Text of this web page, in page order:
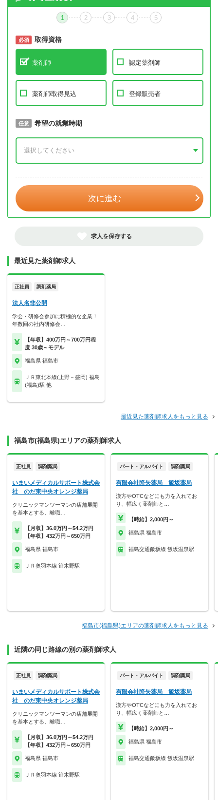
1 2 3 4 5
必須 取得資格
薬剤師 認定薬剤師
薬剤師取得見込 登録販売者
必須 取得予定年
任意 希望の就業時期
次に進む
求人を保存する
最近見た薬剤師求人
正社員 調剤薬局
法人名非公開
学会・研修会参加に積極的な企業！
年数回の社内研修会…
【年収】400万円～700万円程
度 30歳～モデル
福島県 福島市
ＪＲ東北本線(上野－盛岡) 福島
(福島)駅 他
最近見た薬剤師求人をもっと見る
福島市(福島県)エリアの薬剤師求人
正社員 調剤薬局
いまいメディカルサポート株式会
社 のだ東中央オレンジ薬局
クリニックマンツーマンの店舗展開
を基本とする、離職…
【月収】36.0万円～54.2万円
【年収】432万円～650万円
福島県 福島市
ＪＲ奥羽本線 笹木野駅
パート・アルバイト 調剤薬局
有限会社降矢薬局 飯坂薬局
漢方やOTCなどにも力を入れてお
り、幅広く薬剤師と…
【時給】2,000円～
福島県 福島市
福島交通飯坂線 飯坂温泉駅
福島市(福島県)エリアの薬剤師求人をもっと見る
近隣の同じ路線の別の薬剤師求人
正社員 調剤薬局
いまいメディカルサポート株式会
社 のだ東中央オレンジ薬局
クリニックマンツーマンの店舗展開
を基本とする、離職…
【月収】36.0万円～54.2万円
【年収】432万円～650万円
福島県 福島市
ＪＲ奥羽本線 笹木野駅
パート・アルバイト 調剤薬局
有限会社降矢薬局 飯坂薬局
漢方やOTCなどにも力を入れてお
り、幅広く薬剤師と…
【時給】2,000円～
福島県 福島市
福島交通飯坂線 飯坂温泉駅